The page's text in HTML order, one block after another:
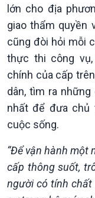
lớn cho địa
giao thẩm quyền
cũng đòi hỏi mỗi
thực thi công
chính của cấp
dân, tìm ra
nhất để đưa chủ
cuộc sống.
“Để vận hành một
cấp thông suốt,
người có tính